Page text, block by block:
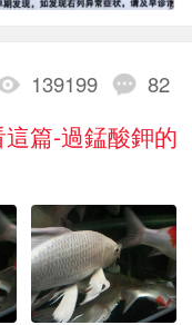
139199 82
篇-過錳酸鉀的